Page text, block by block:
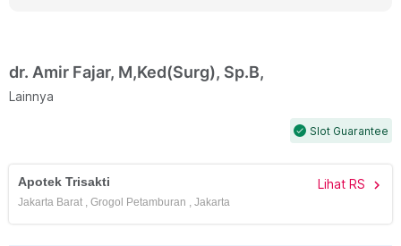
dr. Amir Fajar, M,Ked(Surg), Sp.B,
Lainnya
check Slot Guarantee
Apotek Trisakti Lihat RS chevron_right
Jakarta Barat , Grogol Petamburan , Jakarta